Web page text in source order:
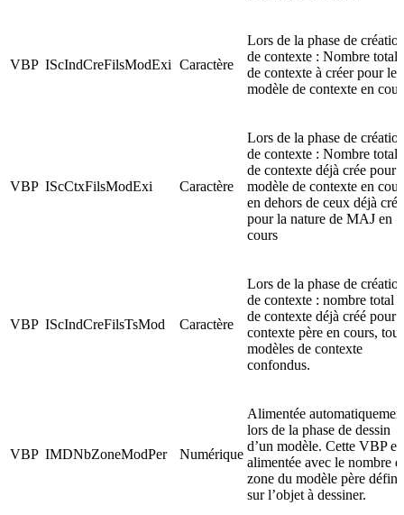
VBP IScIndCreFilsModExi Caractère
Lors de la phase de
de contexte : Nombre total
de contexte à créer pour le
modèle de contexte en
VBP IScCtxFilsModExi Caractère
Lors de la phase de
de contexte : Nombre total
de contexte déjà crée pour
modèle de contexte en
en dehors de ceux déjà
pour la nature de MAJ en
cours
VBP IScIndCreFilsTsMod Caractère
Lors de la phase de
de contexte : nombre total
de contexte déjà créé pour
contexte père en cours, tous
modèles de contexte
confondus.
VBP IMDNbZoneModPer Numérique
Alimentée
lors de la phase de dessin
d’un modèle. Cette VBP
alimentée avec le nombre
zone du modèle père défini
sur l’objet à dessiner.